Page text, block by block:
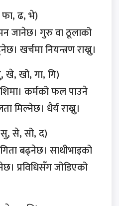
ढ, भे)
मन जानेछ। गुरु वा ठूलाको
खर्चमा नियन्त्रण राख्नु।
खो, गा, गि)
कर्मको फल पाउने
मिल्नेछ। धैर्य राख्नु।
से, सो, द)
बढ्नेछ। साथीभाइको
प्रविधिसँग जोडिएको